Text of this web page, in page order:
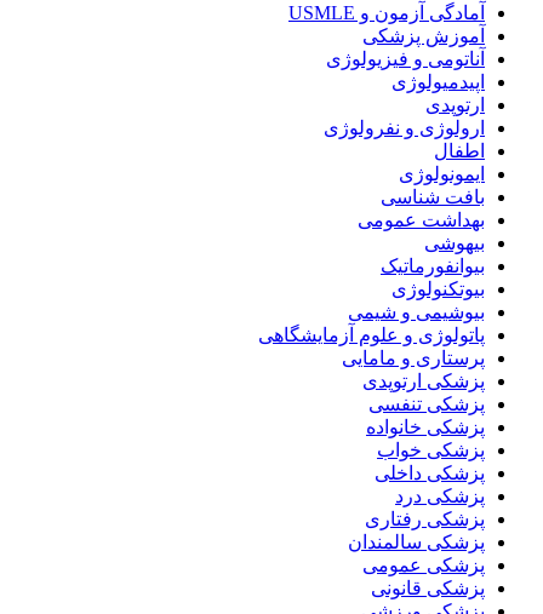
آمادگی آزمون و USMLE
آموزش پزشکی
آناتومی و فیزیولوژی
اپیدمیولوژی
ارتوپدی
ارولوژی و نفرولوژی
اطفال
ایمونولوژی
بافت شناسی
بهداشت عمومی
بیهوشی
بیوانفورماتیک
بیوتکنولوژی
بیوشیمی و شیمی
پاتولوژی و علوم آزمایشگاهی
پرستاری و مامایی
پزشکی ارتوپدی
پزشکی تنفسی
پزشکی خانواده
پزشکی خواب
پزشکی داخلی
پزشکی درد
پزشکی رفتاری
پزشکی سالمندان
پزشکی عمومی
پزشکی قانونی